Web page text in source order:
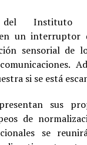
del Instituto
un interruptor
sensorial de
si se está
sus
de
se